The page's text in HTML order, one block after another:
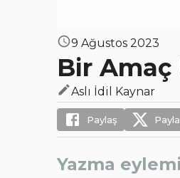
9 Ağustos 2023
Bir Amaç
Aslı İdil Kaynar
Paylaş
Yazma